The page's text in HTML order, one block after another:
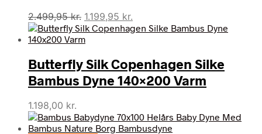
2.499,95kr. Den
oprindelige
pris
2.499,95 kr..
1.199,95 kr.
aktuelle
1.199,95 kr..
Butterfly Silk Copenhagen Silke
Bambus Dyne 140×200 Varm
1.198,00 kr.